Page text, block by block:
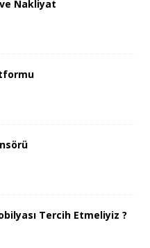
Nakliyat
Tercih Etmeliyiz ?